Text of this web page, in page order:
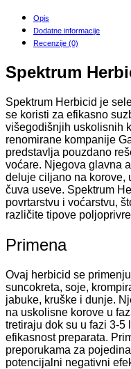
Opis
Dodatne informacije
Recenzije (0)
Spektrum
Spektrum Herbicid je
se koristi za efikasno
višegodišnjih uskolisnih
renomirane kompanije
predstavlja pouzdano
voćare. Njegova glavna
deluje ciljano na korove,
čuva useve. Spektrum
povrtarstvu i voćarstvu,
različite tipove
Primena
Ovaj herbicid se
suncokreta, soje,
jabuke, kruške i dunje.
na uskolisne korove u
tretiraju dok su u fazi 3-5
efikasnost preparata.
preporukama za
potencijalni negativni